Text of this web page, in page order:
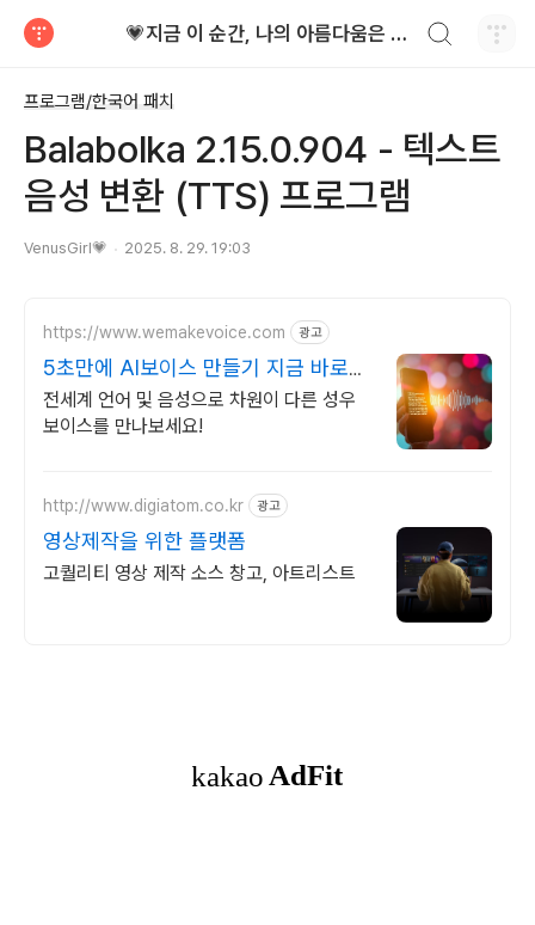
💗지금 이 순간, 나의 아름다움은 가장 빛난다!
프로그램/한국어 패치
Balabolka 2.15.0.904 - 텍스트
음성 변환 (TTS) 프로그램
VenusGirl💗 2025. 8. 29. 19:03
https://www.wemakevoice.com 광고
5초만에 AI보이스 만들기 지금 바로
무료체험해보세요!
전세계 언어 및 음성으로 차원이 다른 성우
보이스를 만나보세요!
http://www.digiatom.co.kr 광고
영상제작을 위한 플랫폼
고퀄리티 영상 제작 소스 창고, 아트리스트